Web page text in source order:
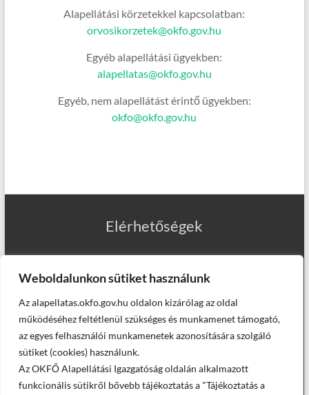
Weboldalunkon sütiket használunk
Az alapellatas.okfo.gov.hu oldalon kizárólag az oldal
működéséhez feltétlenül szükséges és munkamenet támogató,
az egyes felhasználói munkamenetek azonosítására szolgáló
sütiket (cookies) használunk.
Az OKFŐ Alapellátási Igazgatóság oldalán alkalmazott
funkcionális sütikről bővebb tájékoztatás a "Tájékoztatás a
Alapellátási körzetekkel kapcsolatban:
orvosikorzetek@okfo.gov.hu
Egyéb alapellátási ügyekben:
alapellatas@okfo.gov.hu
Egyéb, nem alapellátást érintő ügyekben:
okfo@okfo.gov.hu
Elérhetőségek
Munkatársaink
Helyettesítő háziorvosaink